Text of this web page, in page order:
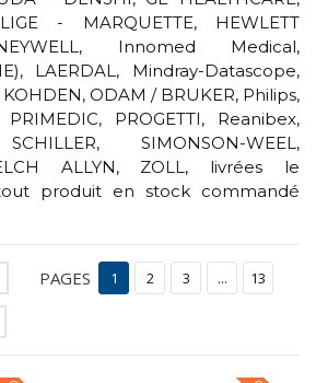
- MARQUETTE, HEWLETT
Innomed Medical,
LAERDAL, Mindray-Datascope,
ODAM / BRUKER, Philips,
PRIMEDIC, PROGETTI, Reanibex,
SIMONSON-WEEL,
ALLYN, ZOLL, livrées le
produit en stock commandé
PAGES 1 2 3 ... 13